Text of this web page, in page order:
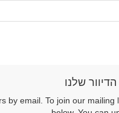
שלנו
by email. To join our mailing